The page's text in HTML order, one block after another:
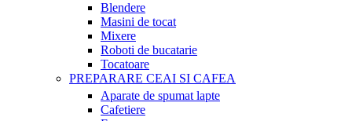
Blendere
Masini de tocat
Mixere
Roboti de bucatarie
Tocatoare
PREPARARE CEAI SI CAFEA
Aparate de spumat lapte
Cafetiere